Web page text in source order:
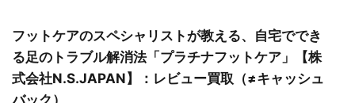
フットケアのスペシャリストが教える、自宅ででき
る足のトラブル解消法「プラチナフットケア」【株
式会社N.S.JAPAN】：レビュー買取（≠キャッシュ